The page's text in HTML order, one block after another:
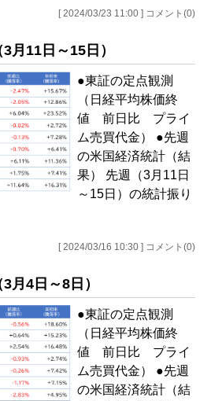
[ 2024/03/23 11:00 ] コメント(0)
月11日～15日）
●東証の定点観測
（日経平均株価終
値 前日比 プライ
ム売買代金） ●先週
の米国経済統計（結
果） 先週（3月11日
～15日）の統計振り
[ 2024/03/16 10:30 ] コメント(0)
月4日～8日）
●東証の定点観測
（日経平均株価終
値 前日比 プライ
ム売買代金） ●先週
の米国経済統計（結